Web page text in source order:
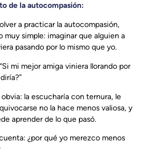
de la autocompasión:
a practicar la autocompasión,
muy simple: imaginar que alguien a
pasando por lo mismo que yo.
“Si mi mejor amiga viniera llorando por
la escucharía con ternura, le
no la hace menos valiosa, y
aprender de lo que pasó.
¿por qué yo merezco menos